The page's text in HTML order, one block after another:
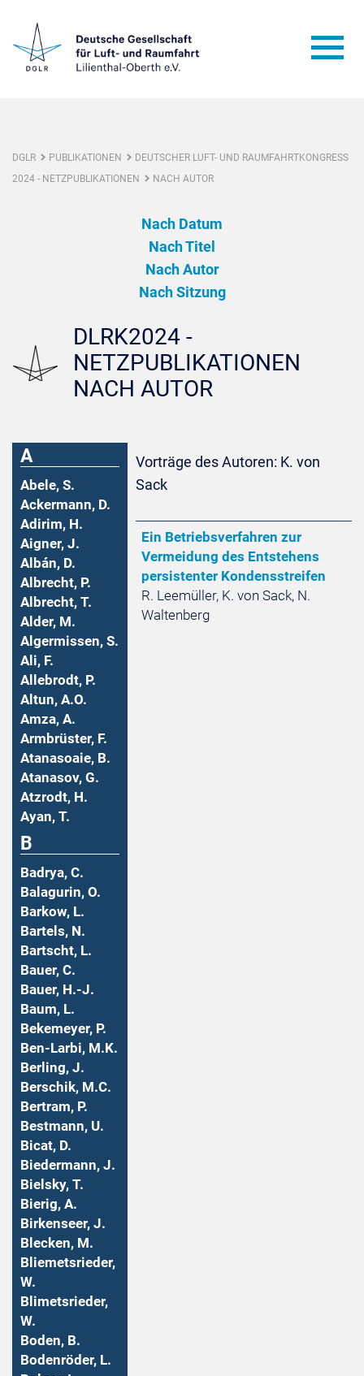
DGLR PUBLIKATIONEN
DEUTSCHER LUFT- UND RAUMFAHRTKONGRESS
2024 - NETZPUBLIKATIONEN
NACH AUTOR
Nach Datum
Nach Titel
Nach Autor
Nach Sitzung
DLRK2024 -
NETZPUBLIKATIONEN
NACH AUTOR
A
Abele, S.
Ackermann, D.
Adirim, H.
Aigner, J.
Albán, D.
Albrecht, P.
Albrecht, T.
Alder, M.
Algermissen, S.
Ali, F.
Allebrodt, P.
Altun, A.O.
Amza, A.
Armbrüster, F.
Atanasoaie, B.
Atanasov, G.
Atzrodt, H.
Ayan, T.
B
Badrya, C.
Balagurin, O.
Barkow, L.
Bartels, N.
Bartscht, L.
Bauer, C.
Bauer, H.-J.
Baum, L.
Bekemeyer, P.
Ben-Larbi, M.K.
Berling, J.
Berschik, M.C.
Bertram, P.
Bestmann, U.
Bicat, D.
Biedermann, J.
Bielsky, T.
Bierig, A.
Birkenseer, J.
Blecken, M.
Bliemetsrieder,
W.
Blimetsrieder,
W.
Boden, B.
Bodenröder, L.
Vorträge des Autoren: K. von
Sack
Ein Betriebsverfahren zur
Vermeidung des Entstehens
persistenter Kondensstreifen
R. Leemüller, K. von Sack, N.
Waltenberg